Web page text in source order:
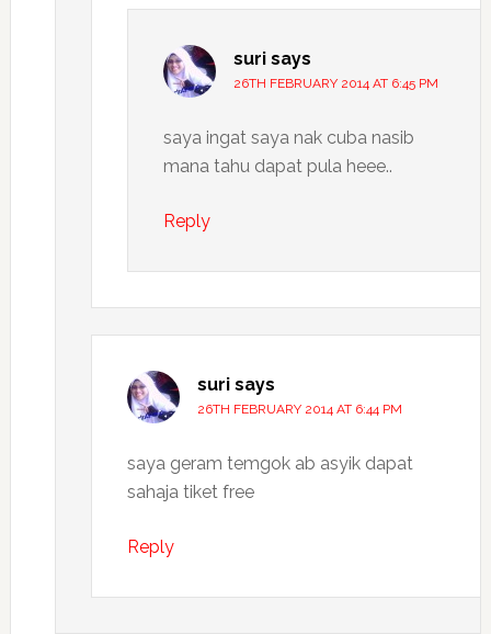
suri says
26TH FEBRUARY 2014 AT 6:45 PM
saya ingat saya nak cuba nasib
mana tahu dapat pula heee..
Reply
suri says
26TH FEBRUARY 2014 AT 6:44 PM
saya geram temgok ab asyik dapat
sahaja tiket free
Reply